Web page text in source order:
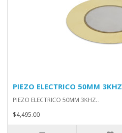
PIEZO ELECTRICO 50MM 3KHZ
PIEZO ELECTRICO 50MM 3KHZ..
$4,495.00